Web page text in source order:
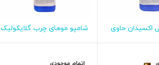
بیشتر
اکسیدان حاوی
مو
اطلاعات بیشتر
شامپو موهای چرب گلایکولیک